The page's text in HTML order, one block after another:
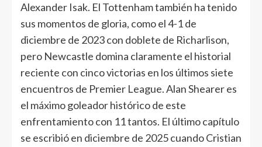
Alexander Isak. El Tottenham también ha tenido
sus momentos de gloria, como el 4-1 de
diciembre de 2023 con doblete de Richarlison,
pero Newcastle domina claramente el historial
reciente con cinco victorias en los últimos siete
encuentros de Premier League. Alan Shearer es
el máximo goleador histórico de este
enfrentamiento con 11 tantos. El último capítulo
se escribió en diciembre de 2025 cuando Cristian